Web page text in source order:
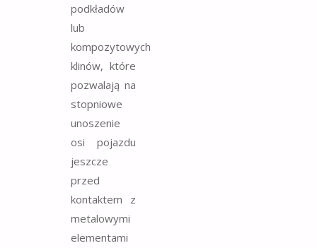
podkładów
lub
kompozytowych
klinów, które
pozwalają na
stopniowe
unoszenie
osi pojazdu
jeszcze
przed
kontaktem z
metalowymi
elementami